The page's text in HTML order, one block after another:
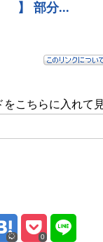
こちらに入れて
0